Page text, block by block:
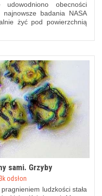
obecności
badania NASA
żyć pod powierzchnią
sami. Grzyby
odsłon
ludzkości stała